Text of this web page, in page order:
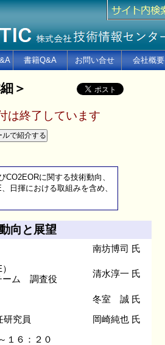
書籍Q&A お問い合せ 会社概要
＞
は終了しています
に関する技術動向、
日揮における取組みを含め、
向と展望
南坊博司 氏
ーム 調査役
清水淳一 氏
冬室 誠 氏
究員 岡崎純也 氏
６：２０